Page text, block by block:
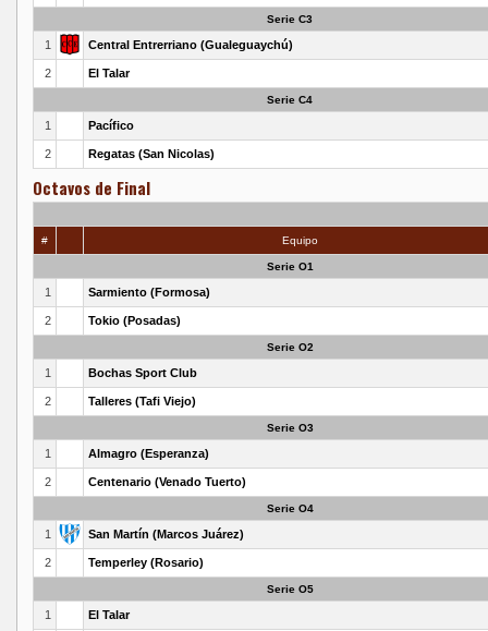
Serie C3
1 Central Entrerriano (Gualeguaychú)
2 El Talar
Serie C4
1 Pacífico
2 Regatas (San Nicolas)
Octavos de Final
# Equipo
Serie O1
1 Sarmiento (Formosa)
2 Tokio (Posadas)
Serie O2
1 Bochas Sport Club
2 Talleres (Tafi Viejo)
Serie O3
1 Almagro (Esperanza)
2 Centenario (Venado Tuerto)
Serie O4
1 San Martín (Marcos Juárez)
2 Temperley (Rosario)
Serie O5
1 El Talar